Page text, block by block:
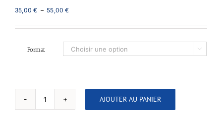
35,00€ – 55,00€Plage
prix :
à
55,00 €
Format 
quantité
de
AJOUTER AU PANIER